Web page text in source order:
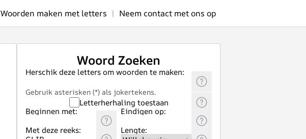
Woorden maken met letters | Neem contact met ons op
Woord Zoeken
Herschik deze letters om woorden te maken:
Gebruik asterisken (*) als jokertekens.
Letterherhaling toestaan
Beginnen met:
Eindigen op:
Met deze reeks:
Lengte: